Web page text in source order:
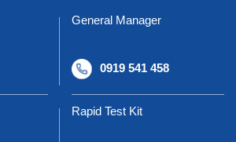
General Manager
0919 541 458
Rapid Test Kit